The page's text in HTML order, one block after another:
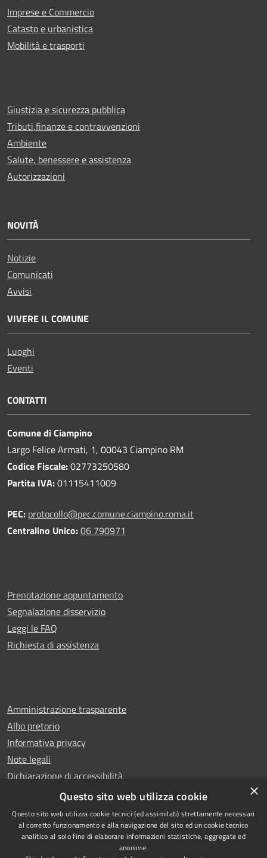
Imprese e Commercio
Catasto e urbanistica
Mobilità e trasporti
Giustizia e sicurezza pubblica
Tributi,finanze e contravvenzioni
Ambiente
Salute, benessere e assistenza
Autorizzazioni
NOVITÀ
Notizie
Comunicati
Avvisi
VIVERE IL COMUNE
Luoghi
Eventi
CONTATTI
Comune di Ciampino
Largo Felice Armati, 1, 00043 Ciampino RM
Codice Fiscale:02773250580
Partita IVA:01115411009
PEC: protocollo@pec.comune.ciampino.roma.it
Centralino Unico:06 790971
Prenotazione appuntamento
Segnalazione disservizio
Leggi le FAQ
Richiesta di assistenza
Amministrazione trasparente
Albo pretorio
Informativa privacy
Note legali
Dichiarazione di accessibilità
Whistleblowing
×
Questo sito web utilizza cookie
Questo sito web utilizza cookie tecnici (ed assimilati) strettamente necessari
al corretto funzionamento e alla navigazione del sito ed un cookie tecnico
analitico al solo fine di elaborare informazioni statistiche, aggregate ed
anonime.